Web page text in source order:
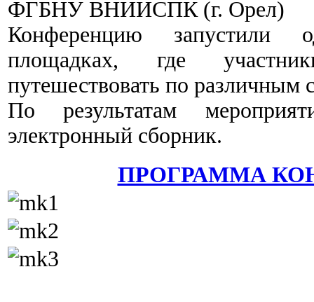
ФГБНУ ВНИИСПК (г. Орел)
Конференцию запустили
площадках, где
путешествовать по различным
По результатам
электронный сборник.
ПРОГРАММА